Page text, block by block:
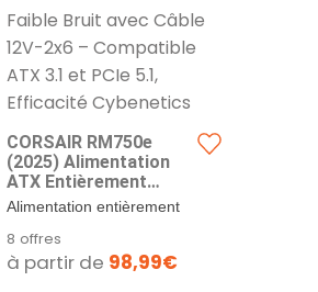
CORSAIR RM750e
(2025) Alimentation
ATX Entièrement
Modulaire à Faible
2x6 – Compatible ATX
3.1 et PCIe 5.1,
Efficacité Cybenetics
Alimentation entièrement
d’alimentation fiable,...
8 offres
à partir de 98,99€